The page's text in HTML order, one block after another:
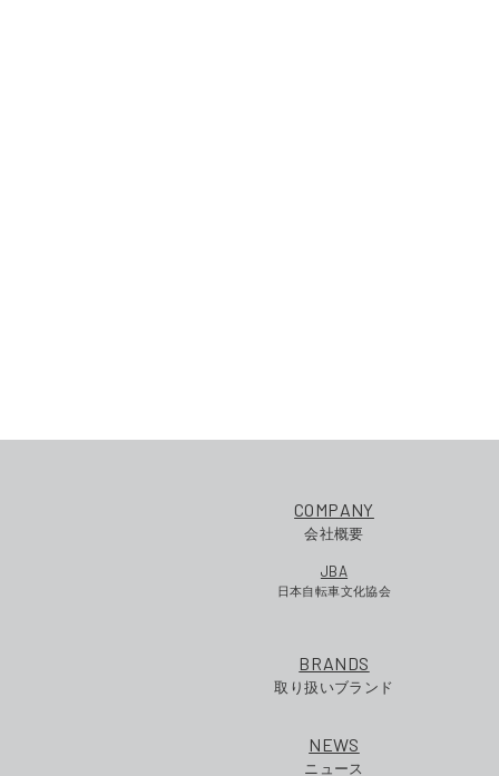
COMPANY
会社概要
JBA
日本自転車文化協会
BRANDS
取り扱いブランド
NEWS
ニュース